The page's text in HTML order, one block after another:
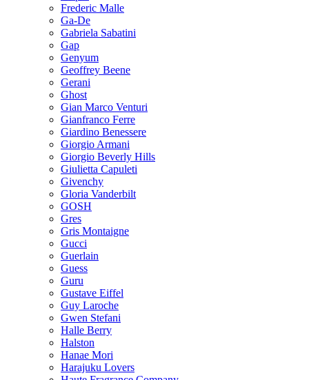
Frederic Malle
Ga-De
Gabriela Sabatini
Gap
Genyum
Geoffrey Beene
Gerani
Ghost
Gian Marco Venturi
Gianfranco Ferre
Giardino Benessere
Giorgio Armani
Giorgio Beverly Hills
Giulietta Capuleti
Givenchy
Gloria Vanderbilt
GOSH
Gres
Gris Montaigne
Gucci
Guerlain
Guess
Guru
Gustave Eiffel
Guy Laroche
Gwen Stefani
Halle Berry
Halston
Hanae Mori
Harajuku Lovers